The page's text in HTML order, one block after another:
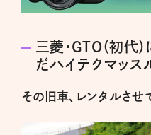
三菱・GTO（初代
だハイテクマッス
その旧車、レンタルさせ